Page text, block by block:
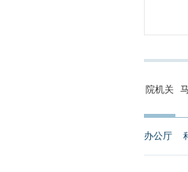
院机关
办公厅